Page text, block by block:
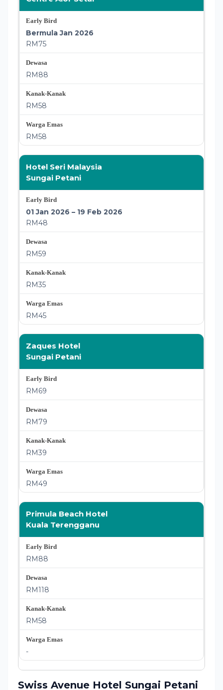
Bermula Jan 2026
RM75
RM88
RM58
RM58
Hotel Seri Malaysia
Sungai Petani
01 Jan 2026 – 19 Feb 2026
RM48
RM59
RM35
RM45
Zaques Hotel
Sungai Petani
RM69
RM79
RM39
RM49
Primula Beach Hotel
Kuala Terengganu
RM88
RM118
RM58
-
Swiss Avenue Hotel Sungai Petani